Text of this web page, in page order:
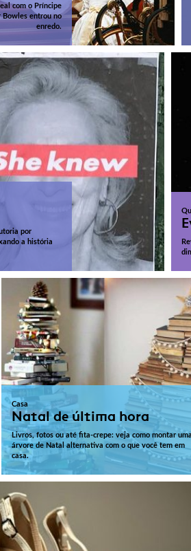
com o Príncipe
Bowles entrou no
enredo.
por
a história
Casa
Natal de última hora
Livros, fotos ou até fita-crepe: veja como montar uma
árvore de Natal alternativa com o que você tem em
casa.